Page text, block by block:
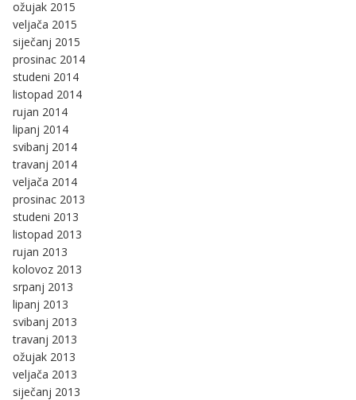
ožujak 2015
veljača 2015
siječanj 2015
prosinac 2014
studeni 2014
listopad 2014
rujan 2014
lipanj 2014
svibanj 2014
travanj 2014
veljača 2014
prosinac 2013
studeni 2013
listopad 2013
rujan 2013
kolovoz 2013
srpanj 2013
lipanj 2013
svibanj 2013
travanj 2013
ožujak 2013
veljača 2013
siječanj 2013